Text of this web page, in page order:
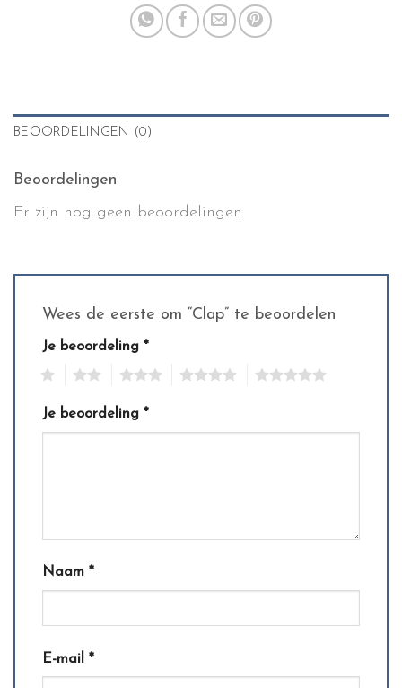
BEOORDELINGEN (0)
Beoordelingen
Er zijn nog geen beoordelingen.
Wees de eerste om “Clap” te beoordelen
Je beoordeling *
Je beoordeling *
Naam *
E-mail *